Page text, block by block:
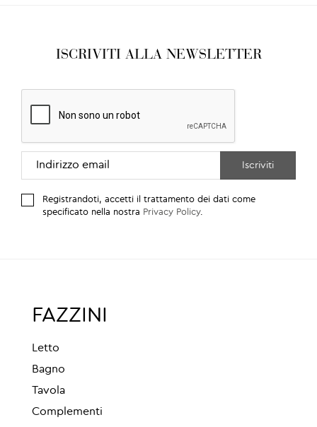
ISCRIVITI ALLA NEWSLETTER
Registrandoti, accetti il trattamento dei dati come
specificato nella nostra Privacy Policy.
FAZZINI
Letto
Bagno
Tavola
Complementi